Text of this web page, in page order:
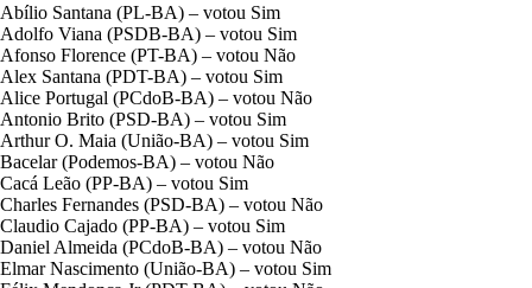
Abílio Santana (PL-BA) – votou Sim
Adolfo Viana (PSDB-BA) – votou Sim
Afonso Florence (PT-BA) – votou Não
Alex Santana (PDT-BA) – votou Sim
Alice Portugal (PCdoB-BA) – votou Não
Antonio Brito (PSD-BA) – votou Sim
Arthur O. Maia (União-BA) – votou Sim
Bacelar (Podemos-BA) – votou Não
Cacá Leão (PP-BA) – votou Sim
Charles Fernandes (PSD-BA) – votou Não
Claudio Cajado (PP-BA) – votou Sim
Daniel Almeida (PCdoB-BA) – votou Não
Elmar Nascimento (União-BA) – votou Sim